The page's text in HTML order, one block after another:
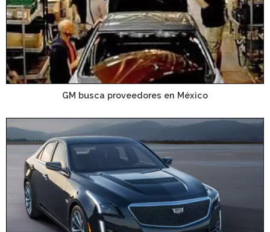
GM busca proveedores en México